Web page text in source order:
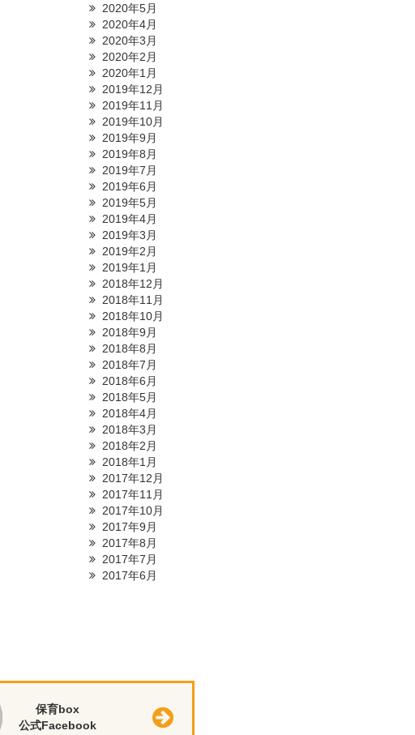
2020年5月
2020年4月
2020年3月
2020年2月
2020年1月
2019年12月
2019年11月
2019年10月
2019年9月
2019年8月
2019年7月
2019年6月
2019年5月
2019年4月
2019年3月
2019年2月
2019年1月
2018年12月
2018年11月
2018年10月
2018年9月
2018年8月
2018年7月
2018年6月
2018年5月
2018年4月
2018年3月
2018年2月
2018年1月
2017年12月
2017年11月
2017年10月
2017年9月
2017年8月
2017年7月
2017年6月
保育box
公式Facebook